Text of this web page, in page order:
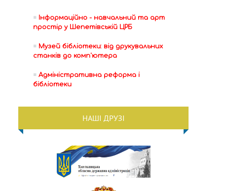
Інформаційно - навчальний та арт
простір у Шепетівській ЦРБ
Музей бібліотеки: від друкувальних
станків до комп'ютера
Адміністративна реформа і
бібліотеки
НАШІ ДРУЗІ